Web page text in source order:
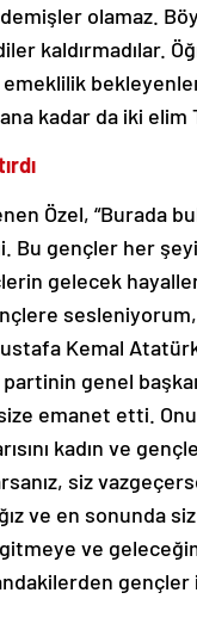
demişler olamaz.
kaldırmadılar.
kadar da iki
Özel, “Burada
Bu gençler her
gelecek
Kemal
genel
emanet etti.
kadın ve
siz
ve en sonunda
gitmeye ve
gençler